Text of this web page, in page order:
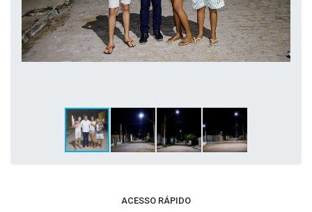
ACESSO RÁPIDO